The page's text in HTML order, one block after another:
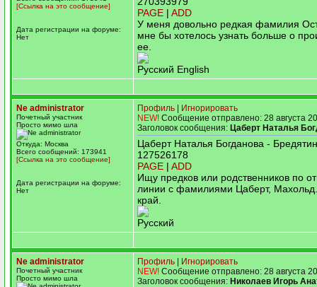
[Ссылка на это сообщение]
Дата регистрации на форуме:
Нет
PAGE | ADD
У меня довольно редкая фамилия
мне бы хотелось узнать больше о
ее.
Русский English
Ne administrator
Почетный участник
Просто мимо шла
Откуда: Москва
Всего сообщений: 173941
[Ссылка на это сообщение]
Дата регистрации на форуме:
Нет
Профиль
Игнорировать
NEW! Сообщение отправлено: 28 августа
Заголовок сообщения: Цаберт Наталья
Цаберт Наталья Богданова -
127526178
PAGE | ADD
Ищу предков или родственников по
линии с фамилиями Цаберт,
край.
Русский
Ne administrator
Почетный участник
Просто мимо шла
Профиль
Игнорировать
NEW! Сообщение отправлено: 28 августа
Заголовок сообщения: Николаев Игорь